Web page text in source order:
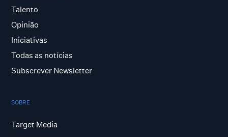
Talento
Opinião
Iniciativas
Todas as notícias
Subscrever Newsletter
SOBRE
Target Media